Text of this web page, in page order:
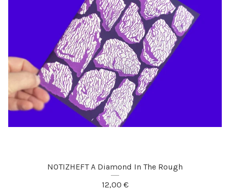
NOTIZHEFT A Diamond In The Rough
12,00 €